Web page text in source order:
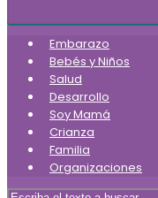
Embarazo
Bebés y Niños
Salud
Desarrollo
Soy Mamá
Crianza
Familia
Organizaciones